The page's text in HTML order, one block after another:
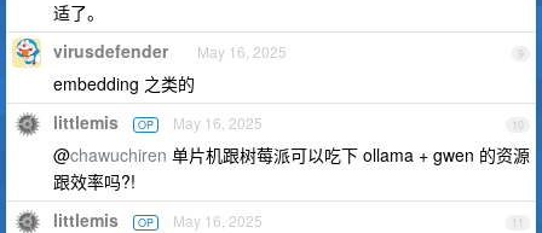
适了。
9
virusdefender May 16, 2025
embedding 之类的
10
littlemis OP May 16, 2025
@chawuchiren 单片机跟树莓派可以吃下 ollama + gwen 的资源
跟效率吗?!
11
littlemis OP May 16, 2025